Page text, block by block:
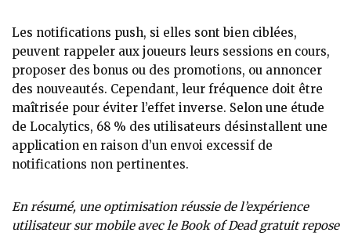
Les notifications push, si elles sont bien ciblées,
peuvent rappeler aux joueurs leurs sessions en cours,
proposer des bonus ou des promotions, ou annoncer
des nouveautés. Cependant, leur fréquence doit être
maîtrisée pour éviter l’effet inverse. Selon une étude
de Localytics, 68 % des utilisateurs désinstallent une
application en raison d’un envoi excessif de
notifications non pertinentes.
En résumé, une optimisation réussie de l’expérience
utilisateur sur mobile avec le Book of Dead gratuit repose